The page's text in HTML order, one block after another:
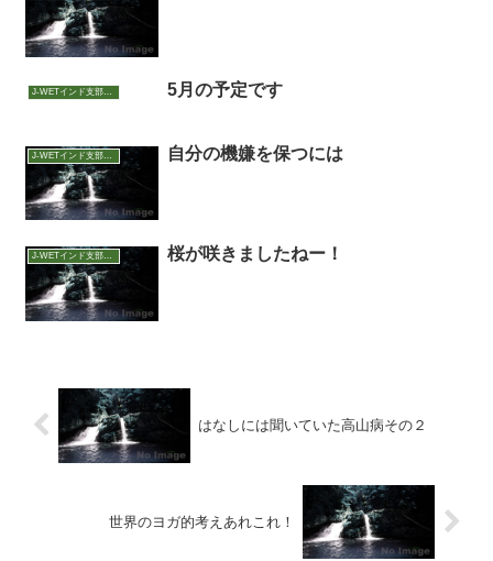
J-WETインド支部～ヨガのこころ～ 5月の予定です
J-WETインド支部～ヨガのこころ～ 自分の機嫌を保つには
J-WETインド支部～ヨガのこころ～ 桜が咲きましたねー！
はなしには聞いていた高山病その２
世界のヨガ的考えあれこれ！